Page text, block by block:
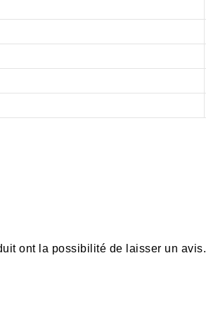
ont la possibilité de laisser un avis.